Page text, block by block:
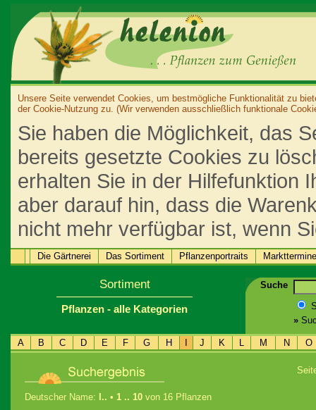
Unsere Seite verwendet Cookies, um bestmögliche Funktionalität zu
der Cookie-Nutzung zu. (Wir verwenden ausschließlich funktionale
Sie haben die Möglichkeit, das
bereits gesetzte Cookies zu
erhalten Sie in der Hilfefunktion
aber darauf hin, dass die
nicht mehr verfügbar ist, wenn
Die Gärtnerei Das Sortiment Pflanzenportraits Markttermine
Sortiment
Pflanzen - alle Kategorien
Suche
»
A B C D E F G H J K L M N O
Deutscher Name: I.. • 1 .. 10 von 16 Pflanzen